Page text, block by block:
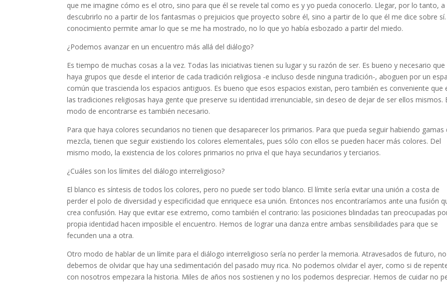
que me imagine cómo es el otro, sino para que él se revele tal como es y yo pueda conocerlo. Llegar, por lo tanto, a
descubrirlo no a partir de los fantasmas o prejuicios que proyecto sobre él, sino a partir de lo que él me dice sobre sí.
conocimiento permite amar lo que se me ha mostrado, no lo que yo había esbozado a partir del miedo.
¿Podemos avanzar en un encuentro más allá del diálogo?
Es tiempo de muchas cosas a la vez. Todas las iniciativas tienen su lugar y su razón de ser. Es bueno y necesario que
haya grupos que desde el interior de cada tradición religiosa -e incluso desde ninguna tradición-, aboguen por un
común que trascienda los espacios antiguos. Es bueno que esos espacios existan, pero también es conveniente que
las tradiciones religiosas haya gente que preserve su identidad irrenunciable, sin deseo de dejar de ser ellos mismos.
modo de encontrarse es también necesario.
Para que haya colores secundarios no tienen que desaparecer los primarios. Para que pueda seguir habiendo gamas
mezcla, tienen que seguir existiendo los colores elementales, pues sólo con ellos se pueden hacer más colores. Del
mismo modo, la existencia de los colores primarios no priva el que haya secundarios y terciarios.
¿Cuáles son los límites del diálogo interreligioso?
El blanco es síntesis de todos los colores, pero no puede ser todo blanco. El límite sería evitar una unión a costa de
perder el polo de diversidad y especificidad que enriquece esa unión. Entonces nos encontraríamos ante una fusión
crea confusión. Hay que evitar ese extremo, como también el contrario: las posiciones blindadas tan preocupadas
propia identidad hacen imposible el encuentro. Hemos de lograr una danza entre ambas sensibilidades para que se
fecunden una a otra.
Otro modo de hablar de un límite para el diálogo interreligioso sería no perder la memoria. Atravesados de futuro, no
debemos de olvidar que hay una sedimentación del pasado muy rica. No podemos olvidar el ayer, como si de
con nosotros empezara la historia. Miles de años nos sostienen y no los podemos despreciar. Hemos de cuidar no